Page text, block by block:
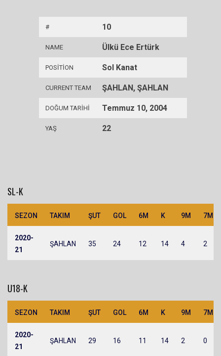
# 10
NAME Ülkü Ece Ertürk
POSITION Sol Kanat
CURRENT TEAM ŞAHLAN, ŞAHLAN
DOĞUM TARIHI Temmuz 10, 2004
YAŞ 22
SL-K
SEZON TAKIM ŞUT GOL 6M K 9M 7M
2020-
21
ŞAHLAN 35 24 12 14 4 2
U18-K
SEZON TAKIM ŞUT GOL 6M K 9M 7M
2020-
21
ŞAHLAN 29 16 11 14 2 0